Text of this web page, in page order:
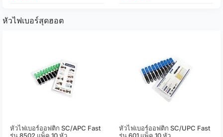
หัวไฟเบอร์สุดฮอต
หัวไฟเบอร์ออฟติก SC/APC Fast
รุ่น 8502 แพ็ค 10 หัว
หัวไฟเบอร์ออฟติก SC/UPC Fast
รุ่น 601 แพ็ค 10 หัว